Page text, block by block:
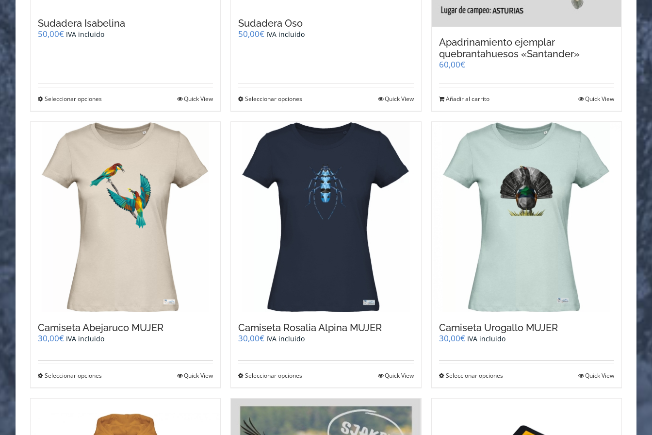
Sudadera Isabelina
50,00€ IVA incluido
Seleccionar opciones
múltiples
variantes.
Las
se
pueden
elegir
en
Quick View
Sudadera Oso
50,00€ IVA incluido
Seleccionar opciones
múltiples
se
pueden
elegir
en
la
página
Quick View
Apadrinamiento ejemplar
quebrantahuesos «Santander»
60,00€
Añadir al carrito Quick View
Camiseta Abejaruco MUJER
30,00€ IVA incluido
Seleccionar opciones
variantes.
Las
Quick View
Camiseta Rosalia Alpina MUJER
30,00€ IVA incluido
Seleccionar opciones
múltiples
variantes.
Quick View
Camiseta Urogallo MUJER
30,00€ IVA incluido
Seleccionar opcionesEste
Quick View